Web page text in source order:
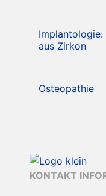
aus Zirkon
Osteopathie
KONTAKT